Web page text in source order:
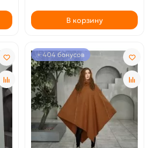
В корзину
+ 404 бонусов